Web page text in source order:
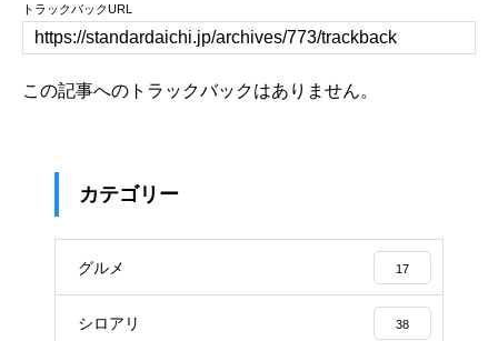
トラックバックURL
この記事へのトラックバックはありません。
カテゴリー
グルメ 17
シロアリ 38